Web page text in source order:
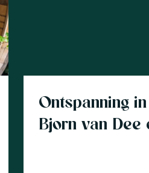
Ontspanning
Bjorn van Dee